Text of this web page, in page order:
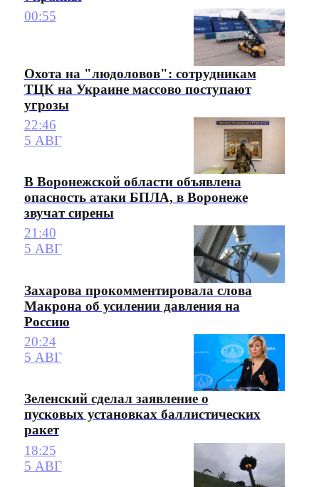
00:55
Охота на "людоловов": сотрудникам
ТЦК на Украине массово поступают
угрозы
22:46
5 АВГ
В Воронежской области объявлена
опасность атаки БПЛА, в Воронеже
звучат сирены
21:40
5 АВГ
Захарова прокомментировала слова
Макрона об усилении давления на
Россию
20:24
5 АВГ
Зеленский сделал заявление о
пусковых установках баллистических
ракет
18:25
5 АВГ